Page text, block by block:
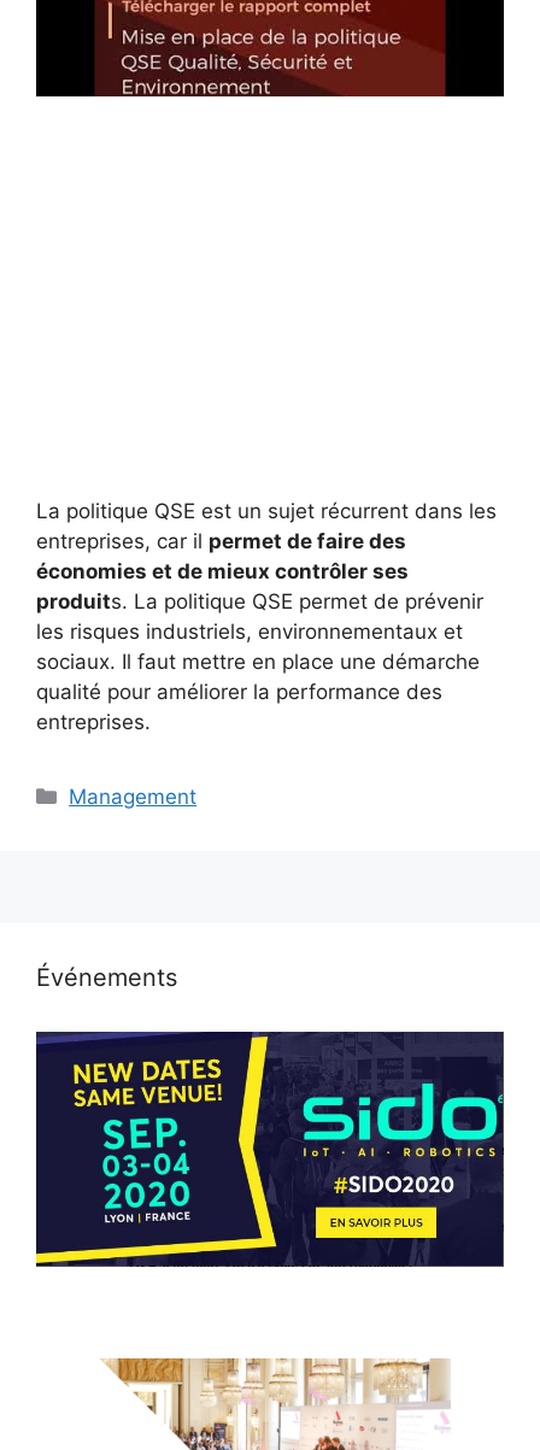
La politique QSE est un sujet récurrent dans les
entreprises, car il permet de faire des
économies et de mieux contrôler ses
produits. La politique QSE permet de prévenir
les risques industriels, environnementaux et
sociaux. Il faut mettre en place une démarche
qualité pour améliorer la performance des
entreprises.
Catégories
Management
Événements